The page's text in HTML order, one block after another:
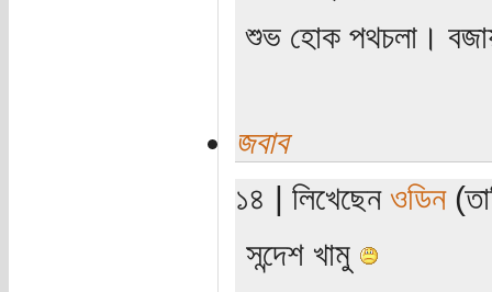
শুভ হোক পথচলা। বজায়
জবাব
১৪ | লিখেছেন ওডিন
সন্দেশ খামু